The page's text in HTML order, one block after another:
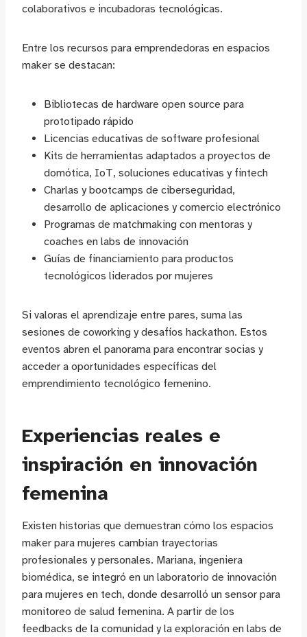
colaborativos e incubadoras tecnológicas.
Entre los recursos para emprendedoras en espacios
maker se destacan:
Bibliotecas de hardware open source para
prototipado rápido
Licencias educativas de software profesional
Kits de herramientas adaptados a proyectos de
domótica, IoT, soluciones educativas y fintech
Charlas y bootcamps de ciberseguridad,
desarrollo de aplicaciones y comercio electrónico
Programas de matchmaking con mentoras y
coaches en labs de innovación
Guías de financiamiento para productos
tecnológicos liderados por mujeres
Si valoras el aprendizaje entre pares, suma las
sesiones de coworking y desafíos hackathon. Estos
eventos abren el panorama para encontrar socias y
acceder a oportunidades específicas del
emprendimiento tecnológico femenino.
Experiencias reales e
inspiración en innovación
femenina
Existen historias que demuestran cómo los espacios
maker para mujeres cambian trayectorias
profesionales y personales. Mariana, ingeniera
biomédica, se integró en un laboratorio de innovación
para mujeres en tech, donde desarrolló un sensor para
monitoreo de salud femenina. A partir de los
feedbacks de la comunidad y la exploración en labs de